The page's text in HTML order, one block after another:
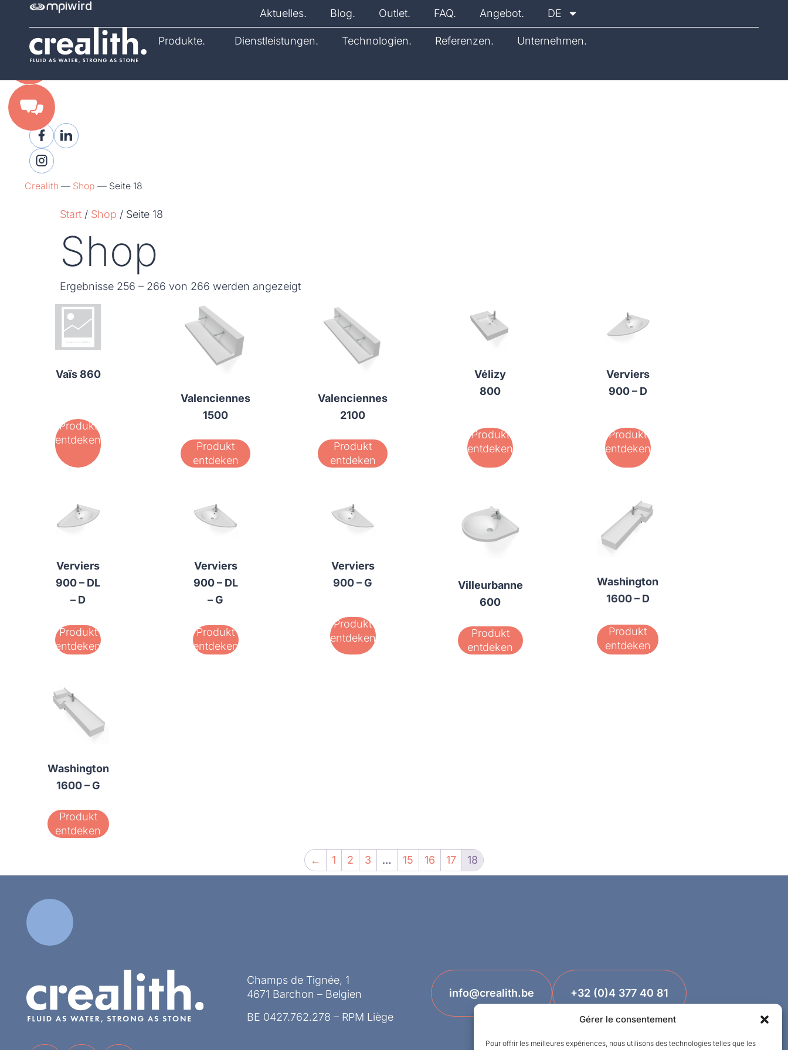
Gérer le consentement
Pour offrir les meilleures expériences, nous utilisons des technologies telles que les
wird
Aktuelles. Blog. Outlet. FAQ. Angebot. DE
Produkte. Dienstleistungen. Technologien. Referenzen. Unternehmen.
Katalog.
Crealith — Shop — Seite 18
Start / Shop / Seite 18
Shop
Ergebnisse 256 – 266 von 266 werden angezeigt
Vaïs 860
Produkt
entdeken
Valenciennes
1500
Produkt
entdeken
Valenciennes
2100
Produkt
entdeken
Vélizy
800
Produkt
entdeken
Verviers
900 – D
Produkt
entdeken
Verviers
900 – DL
– D
Produkt
entdeken
Verviers
900 – DL
– G
Produkt
entdeken
Verviers
900 – G
Produkt
entdeken
Villeurbanne
600
Produkt
entdeken
Washington
1600 – D
Produkt
entdeken
Washington
1600 – G
Produkt
entdeken
← 1 2 3 … 15 16 17 18
Champs de Tignée, 1
4671 Barchon – Belgien
BE 0427.762.278 – RPM Liège
info@crealith.be +32 (0)4 377 40 81